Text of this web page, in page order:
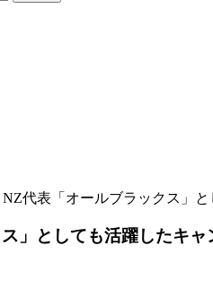
NZ代表「オールブラックス」
」としても活躍したキ